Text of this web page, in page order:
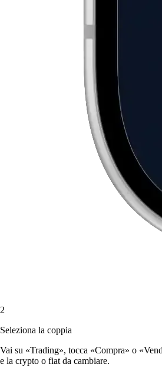
2
Seleziona la coppia
Vai su «Trading», tocca «Compra» o
e la crypto o fiat da cambiare.